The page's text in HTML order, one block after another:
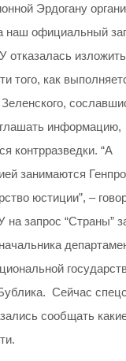
Эрдогану
наш официальный
отказалась изложить
того, как
информацию,
контрразведки. “А
занимаются
юстиции”, –
на запрос “Страны”
Сейчас
сообщать